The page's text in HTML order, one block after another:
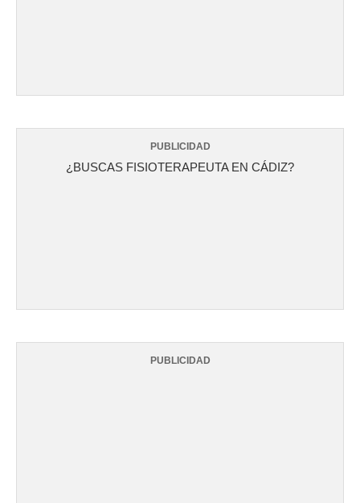
PUBLICIDAD
¿BUSCAS FISIOTERAPEUTA EN CÁDIZ?
PUBLICIDAD